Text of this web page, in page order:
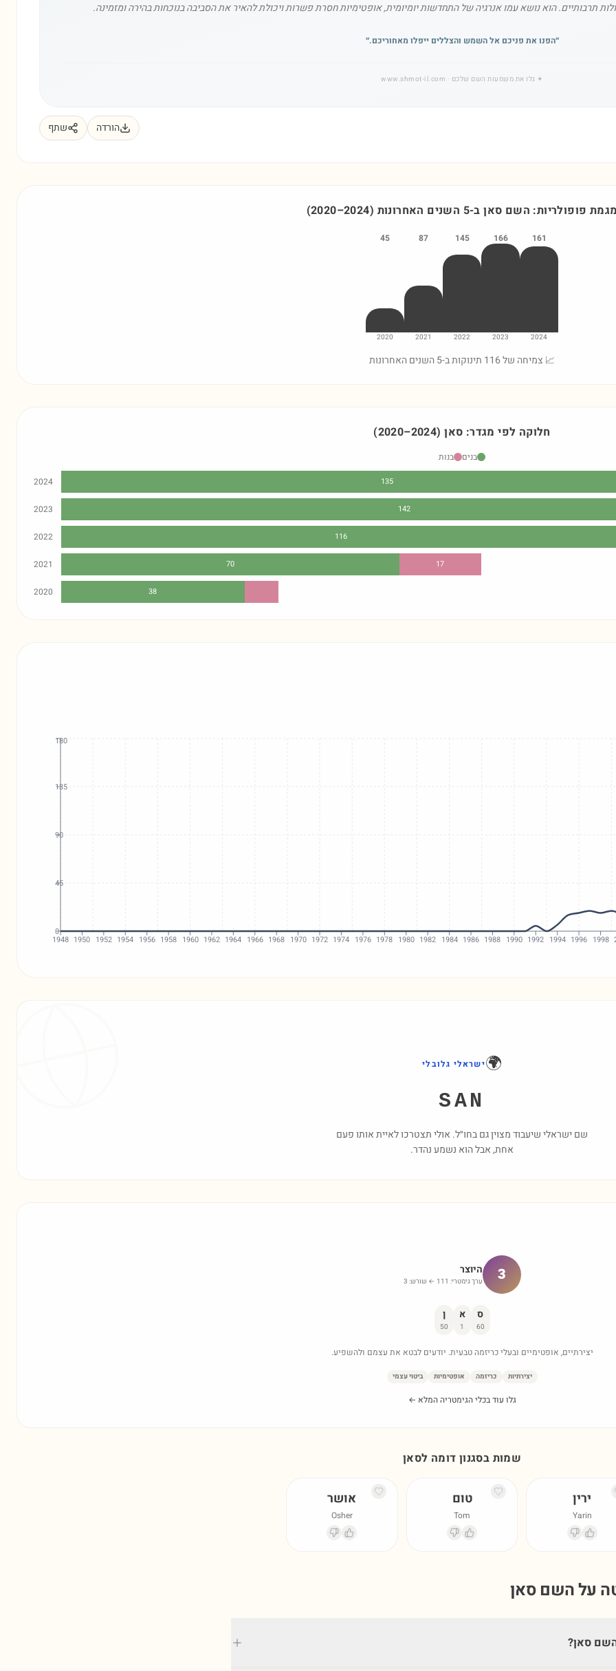
תרבותיים. הוא נושא עמו אנרגיה של התחדשות יומיומית, אופטימיות חסרת פשרות ויכולת להאיר את הסביבה בנוכחות בהירה ומזמינה.
״הפנו את פניכם אל השמש והצללים ייפלו מאחוריכם.״
✦ גלו את משמעות השם שלכם · www.shmot-il.com
הורדה שתף
פופולריות: השם סאןב-5 השנים האחרונות (2020–2024)
161
2024
166
2023
145
2022
87
2021
45
2020
📈 צמיחה של 116 תינוקות ב-5 השנים האחרונות
חלוקה לפי מגדר: סאן (2020–2024)
בנים
בנות
2024
135
2023 142
2022 116
2021 70 17
2020 38
1948 1950 1952 1954 1956 1958 1960 1962 1964 1966 1968 1970 1972 1974 1976 1978 1980 1982 1984 1986 1988 1990 1992 1994 1996 1998
0
45
90
135
180
🌍ישראלי גלובלי
SAN
שם ישראלי שיעבוד מצוין גם בחו״ל. אולי תצטרכו לאיית אותו פעם
אחת, אבל הוא נשמע נהדר.
3 היוצר
ערך גימטרי: 111 ← שורש: 3
ס
60
א
1
ן
50
יצירתיים, אופטימיים ובעלי כריזמה טבעית. יודעים לבטא את עצמם ולהשפיע.
יצירתיות כריזמה אופטימיות ביטוי עצמי
גלו עוד בכלי הגימטריה המלא ←
שמות בסגנון דומה לסאן
ירין
Yarin
טום
Tom
אושר
Osher
על השם סאן
סאן?